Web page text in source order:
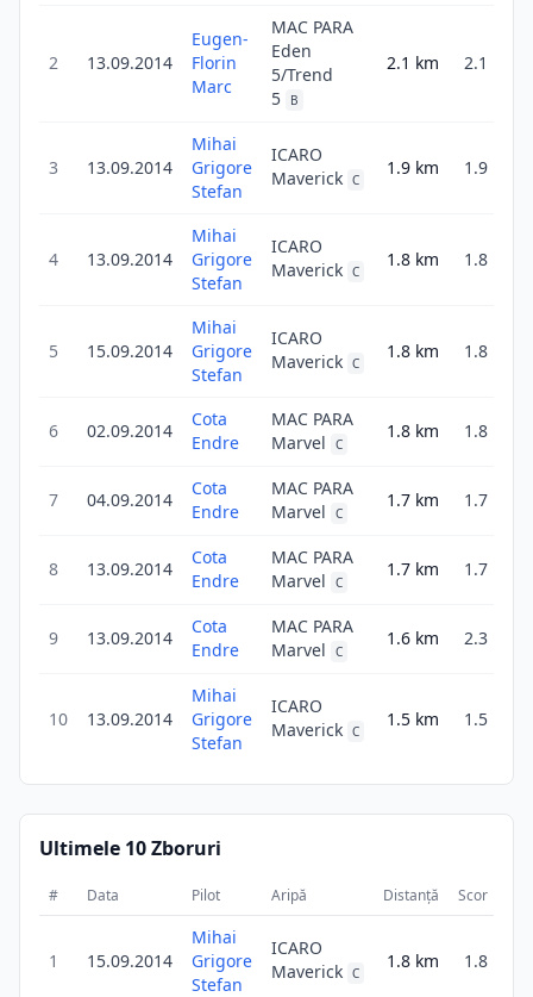
2 13.09.2014
Eugen-
Florin
Marc
MAC PARA
Eden
5/Trend
5
B
2.1 km 2.1
3 13.09.2014
Mihai
Grigore
Stefan
ICARO
Maverick C
1.9 km 1.9
4 13.09.2014
Mihai
Grigore
Stefan
ICARO
Maverick C
1.8 km 1.8
5 15.09.2014
Mihai
Grigore
Stefan
ICARO
Maverick C
1.8 km 1.8
6 02.09.2014
Cota
Endre
MAC PARA
Marvel
C
1.8 km 1.8
7 04.09.2014
Cota
Endre
MAC PARA
Marvel
C
1.7 km 1.7
8 13.09.2014
Cota
Endre
MAC PARA
Marvel
C
1.7 km 1.7
9 13.09.2014
Cota
Endre
MAC PARA
Marvel
C
1.6 km 2.3
10 13.09.2014
Mihai
Grigore
Stefan
ICARO
Maverick C
1.5 km 1.5
Ultimele 10 Zboruri
# Data Pilot Aripă Distanță Scor
1 15.09.2014
Mihai
Grigore
Stefan
ICARO
Maverick C
1.8 km 1.8